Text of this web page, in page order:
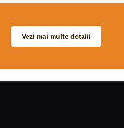
cross
enjoy.
Vezi mai multe detalii